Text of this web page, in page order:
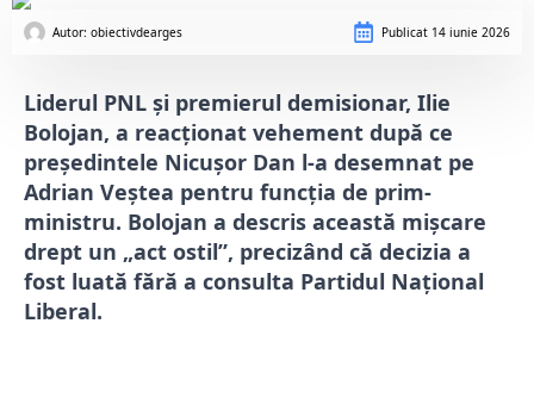
Autor: obiectivdearges Publicat 14 iunie 2026
Liderul PNL și premierul demisionar, Ilie
Bolojan, a reacționat vehement după ce
președintele Nicușor Dan l-a desemnat pe
Adrian Veștea pentru funcția de prim-
ministru. Bolojan a descris această mișcare
drept un „act ostil”, precizând că decizia a
fost luată fără a consulta Partidul Național
Liberal.